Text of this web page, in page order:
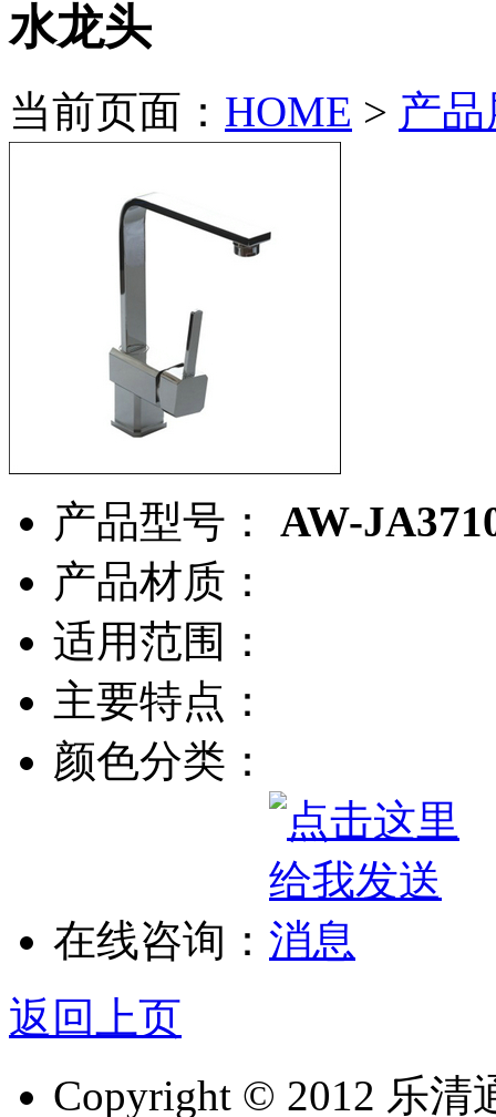
水龙头
当前页面： HOME > 产
产品型号：
AW-
产品材质：
适用范围：
主要特点：
颜色分类：
在线咨询：
返回上页
Copyright © 2012 乐清